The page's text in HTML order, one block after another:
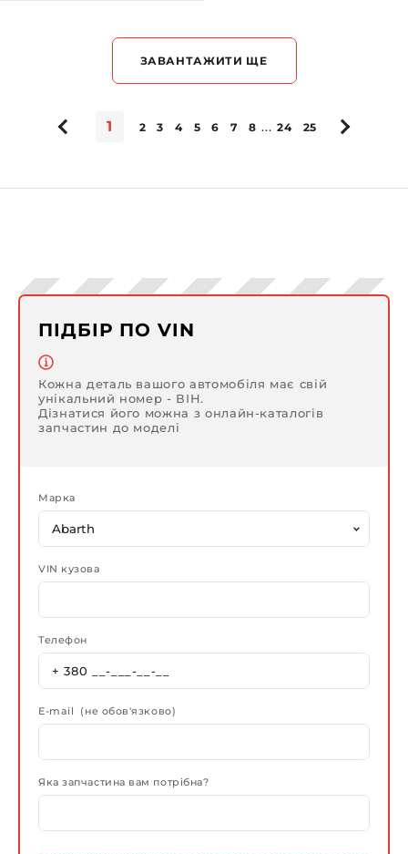
ЗАВАНТАЖИТИ ЩЕ
1 2 3 4 5 6 7 8 ... 24 25
ПІДБІР ПО VIN
Кожна деталь вашого автомобіля має свій
унікальний номер - ВІН.
Дізнатися його можна з онлайн-каталогів
запчастин до моделі
Марка
VIN кузова
Телефон
E-mail (не обов'язково)
Яка запчастина вам потрібна?